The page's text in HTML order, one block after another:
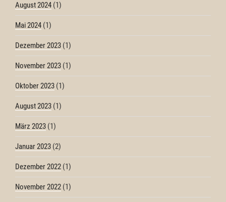
August 2024 (1)
Mai 2024 (1)
Dezember 2023 (1)
November 2023 (1)
Oktober 2023 (1)
August 2023 (1)
März 2023 (1)
Januar 2023 (2)
Dezember 2022 (1)
November 2022 (1)